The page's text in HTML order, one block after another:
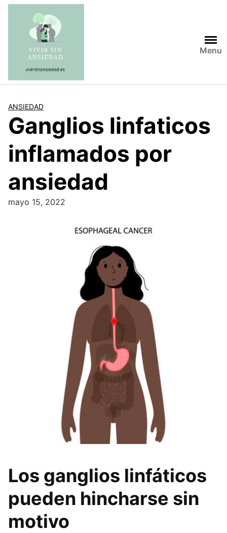
Saltar
contenido
Menu
ANSIEDAD
Ganglios linfaticos
inflamados por
ansiedad
mayo 15, 2022
Los ganglios linfáticos
pueden hincharse sin
motivo